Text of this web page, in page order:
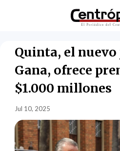
Quinta, el nuevo
Gana, ofrece
$1.000 millones
Jul 10, 2025